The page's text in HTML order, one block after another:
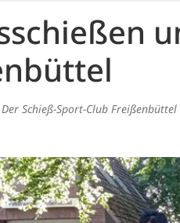
Schieß-Sport-Club